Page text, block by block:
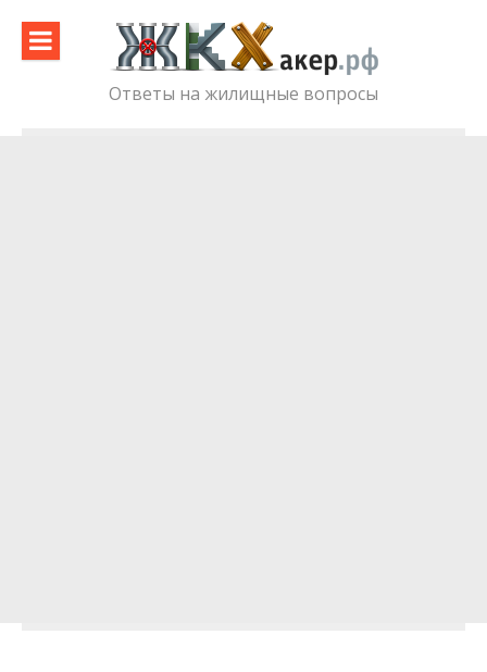
content
Ответы на жилищные вопросы